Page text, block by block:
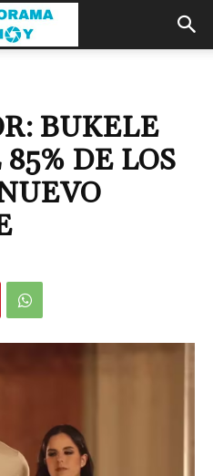
BUKELE
DE LOS